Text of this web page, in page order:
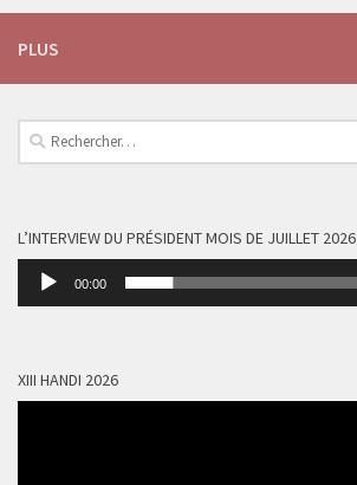
PLUS
Rechercher :
L’INTERVIEW DU PRÉSIDENT MOIS DE JUILLET 2026
Lecteur
00:00
XIII HANDI 2026